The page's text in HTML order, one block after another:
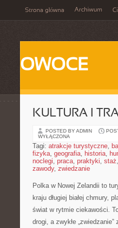
Strona główna Archiwum
OWOCE
KULTURA I
POSTED BY ADMIN
WYŁĄCZONA
Tagi: atrakcje turystyczne,
fizyka, geografia, historia,
noclegi, praca, praktyki, staż,
zawody, zwiedzanie
Polka w Nowej Zelandii to
kraju długiej białej chmury,
świat w rytmie ciekawości.
drogi, a zwykłe